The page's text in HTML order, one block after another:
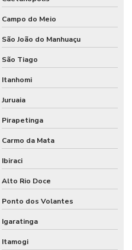
Campo do Meio
São João do Manhuaçu
São Tiago
Itanhomi
Juruaia
Pirapetinga
Carmo da Mata
Ibiraci
Alto Rio Doce
Ponto dos Volantes
Igaratinga
Itamogi